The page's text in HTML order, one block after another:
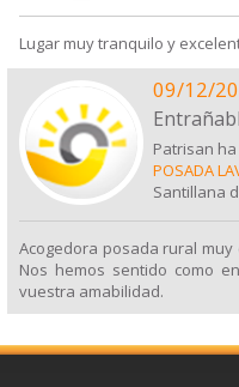
Lugar muy tranquilo y
09/12/
Patrisan
POSADA
Santillana
Acogedora posada rural
Nos hemos sentido como
vuestra amabilidad.